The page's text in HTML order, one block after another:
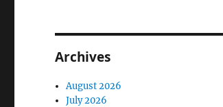
Archives
August 2026
July 2026